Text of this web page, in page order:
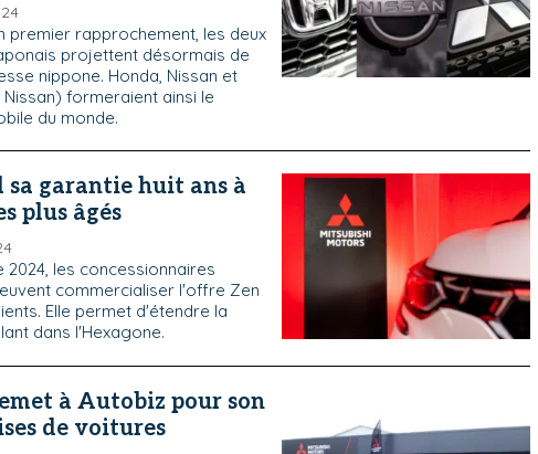
premier rapprochement, les deux
projettent désormais de
nippone. Honda, Nissan et
formeraient ainsi le
du monde.
garantie huit ans à
plus âgés
les concessionnaires
commercialiser l'offre Zen
Elle permet d'étendre la
dans l'Hexagone.
à Autobiz pour son
de voitures